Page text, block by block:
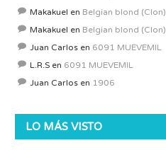
Makakuel en Belgian blond (Clon)
Makakuel en Belgian blond (Clon)
Juan Carlos en 6091 MUEVEMIL
L.R.S en 6091 MUEVEMIL
Juan Carlos en 1906
LO MÁS VISTO